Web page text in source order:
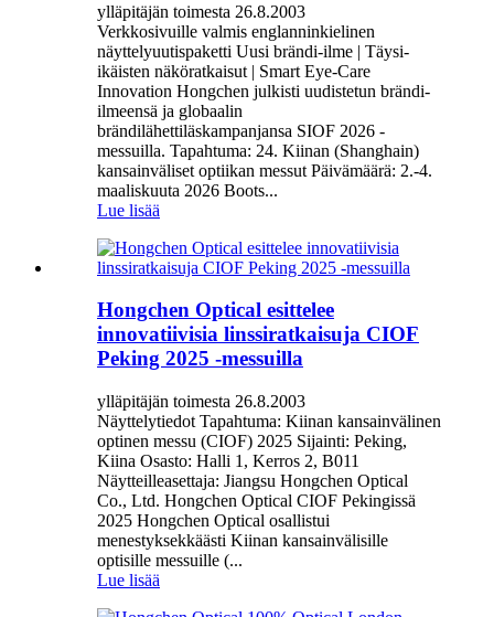
ylläpitäjän toimesta 26.8.2003
Verkkosivuille valmis englanninkielinen
näyttelyuutispaketti Uusi brändi-ilme | Täysi-
ikäisten näköratkaisut | Smart Eye-Care
Innovation Hongchen julkisti uudistetun brändi-
ilmeensä ja globaalin
brändilähettiläskampanjansa SIOF 2026 -
messuilla. Tapahtuma: 24. Kiinan (Shanghain)
kansainväliset optiikan messut Päivämäärä: 2.-4.
maaliskuuta 2026 Boots...
Lue lisää
Hongchen Optical esittelee
innovatiivisia linssiratkaisuja CIOF
Peking 2025 -messuilla
ylläpitäjän toimesta 26.8.2003
Näyttelytiedot Tapahtuma: Kiinan kansainvälinen
optinen messu (CIOF) 2025 Sijainti: Peking,
Kiina Osasto: Halli 1, Kerros 2, B011
Näytteilleasettaja: Jiangsu Hongchen Optical
Co., Ltd. Hongchen Optical CIOF Pekingissä
2025 Hongchen Optical osallistui
menestyksekkäästi Kiinan kansainvälisille
optisille messuille (...
Lue lisää